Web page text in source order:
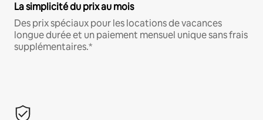
La simplicité du prix au mois
Des prix spéciaux pour les locations de vacances
longue durée et un paiement mensuel unique sans frais
supplémentaires.*